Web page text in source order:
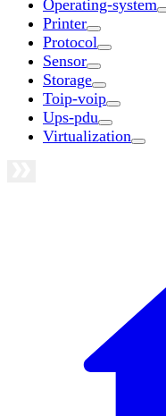
Operating-system
Printer
Protocol
Sensor
Storage
Toip-voip
Ups-pdu
Virtualization